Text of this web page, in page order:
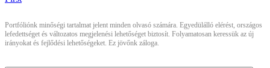
Portfóliónk minőségi tartalmat jelent minden olvasó számára. Egyedülálló elérést, országos
lefedettséget és változatos megjelenési lehetőséget biztosít. Folyamatosan keressük az új
irányokat és fejlődési lehetőségeket. Ez jövőnk záloga.